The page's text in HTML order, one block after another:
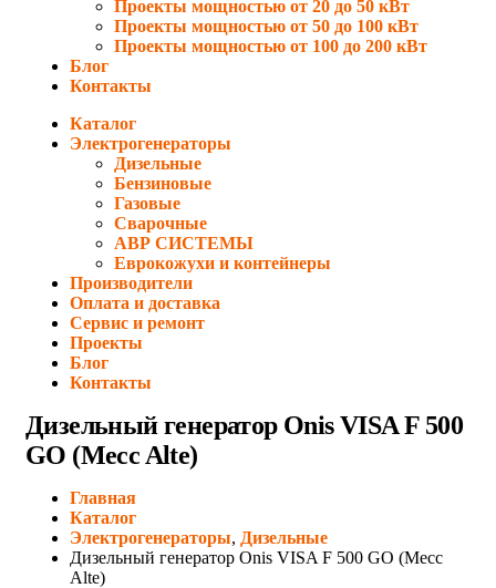
Проекты мощностью от 20 до 50 кВт
Проекты мощностью от 50 до 100 кВт
Проекты мощностью от 100 до 200 кВт
Блог
Контакты
Каталог
Электрогенераторы
Дизельные
Бензиновые
Газовые
Сварочные
АВР СИСТЕМЫ
Еврокожухи и контейнеры
Производители
Оплата и доставка
Сервис и ремонт
Проекты
Блог
Контакты
Дизельный генератор Onis VISA F 500
GO (Mecc Alte)
Главная
Каталог
Электрогенераторы, Дизельные
Дизельный генератор Onis VISA F 500 GO (Mecc
Alte)